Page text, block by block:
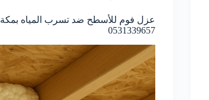
عزل فوم للأسطح ضد تسرب المياه بمكة
0531339657